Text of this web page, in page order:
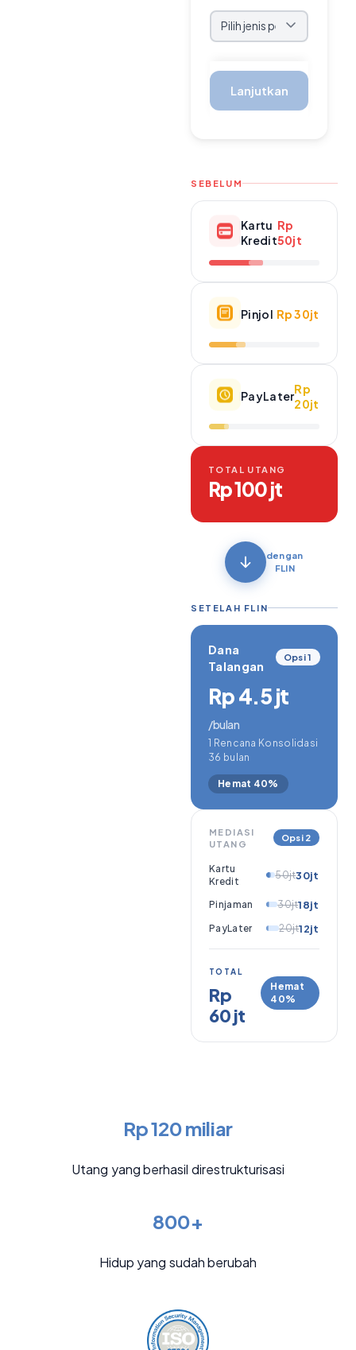
Lanjutkan
SEBELUM
Kartu
Kredit
Rp
50jt
Pinjol Rp 30jt
PayLater
Rp
20jt
TOTAL UTANG
Rp 100 jt
dengan
FLIN
SETELAH FLIN
Dana
Talangan
Opsi 1
Rp 4.5 jt
/bulan
1 Rencana Konsolidasi
36 bulan
Hemat 40%
MEDIASI
UTANG
Opsi 2
Kartu
Kredit
50jt30jt
Pinjaman 30jt18jt
PayLater 20jt12jt
TOTAL
Rp
60 jt
Hemat
40%
Rp 120 miliar
Utang yang berhasil direstrukturisasi
800+
Hidup yang sudah berubah